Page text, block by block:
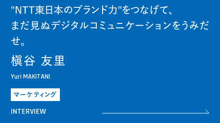
"NTT東日本のブランド力"をつなげて、
まだ見ぬデジタルコミュニケーションをうみだ
せ。
槇谷 友里
Yuri MAKITANI
マーケティング
INTERVIEW